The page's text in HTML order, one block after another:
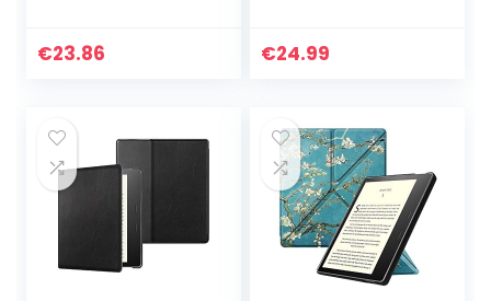
generatie (2017
€23.86
Thinnest
€24.99